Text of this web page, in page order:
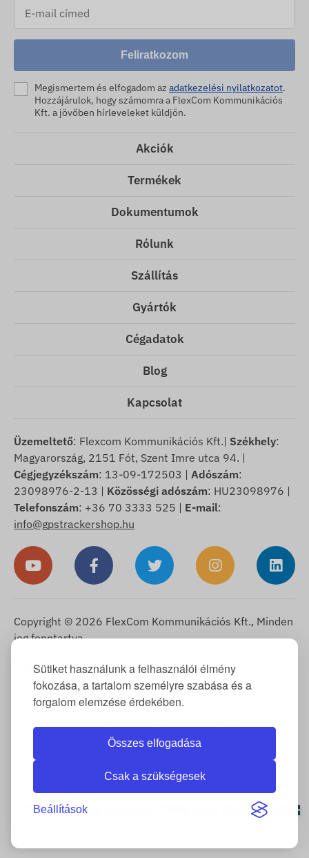
Sütiket használunk a felhasználói élmény
fokozása, a tartalom személyre szabása és a
forgalom elemzése érdekében.
Összes elfogadása
Csak a szükségesek
Beállítások
Feliratkozom
Megismertem és elfogadom az adatkezelési nyilatkozatot.
Hozzájárulok, hogy számomra a FlexCom Kommunikációs
Kft. a jövőben hírleveleket küldjön.
Akciók
Termékek
Dokumentumok
Rólunk
Szállítás
Gyártók
Cégadatok
Blog
Kapcsolat
Üzemeltető: Flexcom Kommunikációs Kft.| Székhely:
Magyarország, 2151 Fót, Szent Imre utca 94. |
Cégjegyzékszám: 13-09-172503 | Adószám:
23098976-2-13 | Közösségi adószám: HU23098976 |
Telefonszám: +36 70 3333 525 | E-mail:
info@gpstrackershop.hu
Copyright © 2026 FlexCom Kommunikációs Kft., Minden
jog fenntartva.
Magyar ▼
Cookie Tájékoztató-Visszaküldési szabályzat-Impresszum
Szavatosság és jótállás-Elállási jog-Szállítási információk
Garanciális ügyintézés-
NEMZETKÖZI OLDALAINK